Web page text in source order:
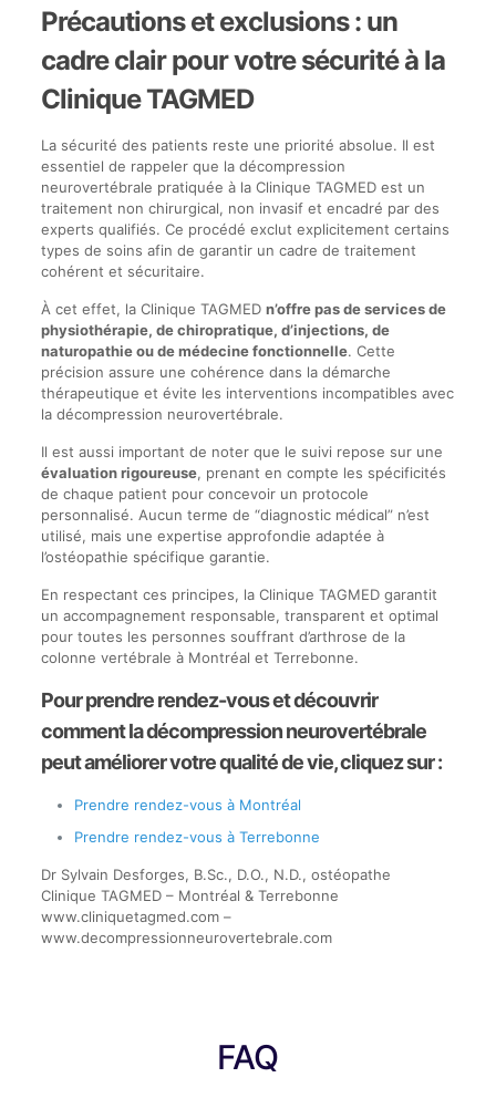
Précautions et exclusions : un
cadre clair pour votre sécurité à la
Clinique TAGMED
La sécurité des patients reste une priorité absolue. Il est
essentiel de rappeler que la décompression
neurovertébrale pratiquée à la Clinique TAGMED est un
traitement non chirurgical, non invasif et encadré par des
experts qualifiés. Ce procédé exclut explicitement certains
types de soins afin de garantir un cadre de traitement
cohérent et sécuritaire.
À cet effet, la Clinique TAGMED n’offre pas de services de
physiothérapie, de chiropratique, d’injections, de
naturopathie ou de médecine fonctionnelle. Cette
précision assure une cohérence dans la démarche
thérapeutique et évite les interventions incompatibles avec
la décompression neurovertébrale.
Il est aussi important de noter que le suivi repose sur une
évaluation rigoureuse, prenant en compte les spécificités
de chaque patient pour concevoir un protocole
personnalisé. Aucun terme de “diagnostic médical” n’est
utilisé, mais une expertise approfondie adaptée à
l’ostéopathie spécifique garantie.
En respectant ces principes, la Clinique TAGMED garantit
un accompagnement responsable, transparent et optimal
pour toutes les personnes souffrant d’arthrose de la
colonne vertébrale à Montréal et Terrebonne.
Pour prendre rendez-vous et découvrir
comment la décompression neurovertébrale
peut améliorer votre qualité de vie, cliquez sur :
Prendre rendez-vous à Montréal
Prendre rendez-vous à Terrebonne
Dr Sylvain Desforges, B.Sc., D.O., N.D., ostéopathe
Clinique TAGMED – Montréal & Terrebonne
www.cliniquetagmed.com –
www.decompressionneurovertebrale.com
FAQ